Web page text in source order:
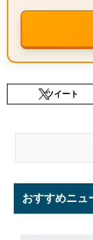
ツイート
おすすめニュ